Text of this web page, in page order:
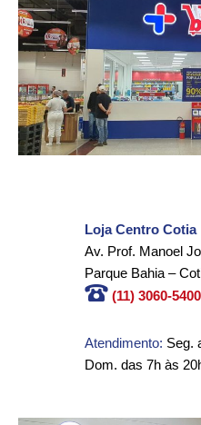
Loja Centro Cotia
Av. Prof. Manoel
Parque Bahia –
(11) 3060-5400
Atendimento: Seg.
Dom. das 7h às